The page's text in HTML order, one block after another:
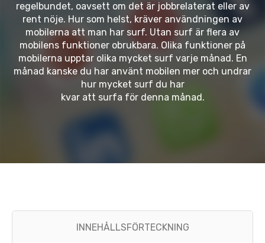
regelbundet, oavsett om det är jobbrelaterat eller av
rent nöje. Hur som helst, kräver användningen av
mobilerna att man har surf. Utan surf är flera av
mobilens funktioner obrukbara. Olika funktioner på
mobilerna upptar olika mycket surf varje månad. En
månad kanske du har använt mobilen mer och undrar
hur mycket surf du har
kvar att surfa för denna månad.
INNEHÅLLSFÖRTECKNING